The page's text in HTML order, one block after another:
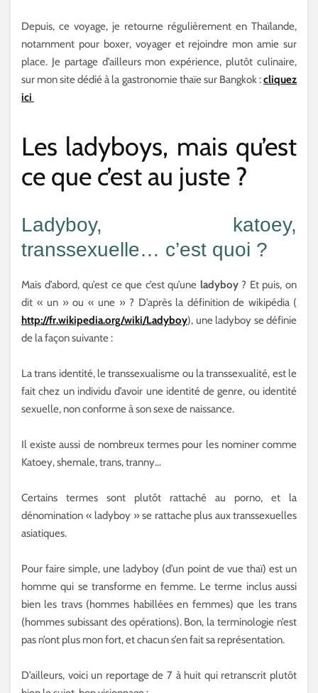
Depuis, ce voyage, je retourne régulièrement en Thaïlande,
notamment pour boxer, voyager et rejoindre mon amie sur
place. Je partage d’ailleurs mon expérience, plutôt culinaire,
sur mon site dédié à la gastronomie thaïe sur Bangkok :cliquez
ici
Les ladyboys, mais qu’est
ce que c’est au juste ?
Ladyboy, katoey,
transsexuelle… c’est quoi ?
Mais d’abord, qu’est ce que c’est qu’une ladyboy? Et puis, on
dit « un » ou « une » ? D’après la définition de wikipédia (
http://fr.wikipedia.org/wiki/Ladyboy), une ladyboy se définie
de la façon suivante :
La trans identité, le transsexualisme ou la transsexualité, est le
fait chez un individu d’avoir une identité de genre, ou identité
sexuelle, non conforme à son sexe de naissance.
Il existe aussi de nombreux termes pour les nominer comme
Katoey, shemale, trans, tranny…
Certains termes sont plutôt rattaché au porno, et la
dénomination « ladyboy » se rattache plus aux transsexuelles
asiatiques.
Pour faire simple, une ladyboy (d’un point de vue thaï) est un
homme qui se transforme en femme. Le terme inclus aussi
bien les travs (hommes habillées en femmes) que les trans
(hommes subissant des opérations). Bon, la terminologie n’est
pas n’ont plus mon fort, et chacun s’en fait sa représentation.
D’ailleurs, voici un reportage de 7 à huit qui retranscrit plutôt